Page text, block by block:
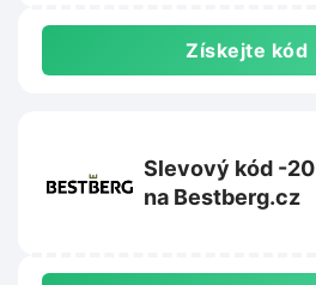
Získejte kód
Slevový kód -
na Bestberg.cz